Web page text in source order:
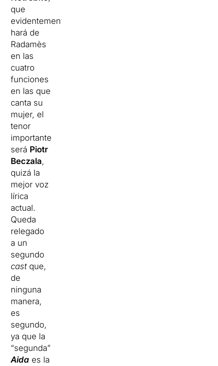
que
evidentemente
hará de
Radamès
en las
cuatro
funciones
en las que
canta su
mujer, el
tenor
importante
será Piotr
Beczala,
quizá la
mejor voz
lírica
actual.
Queda
relegado
a un
segundo
castque,
de
ninguna
manera,
es
segundo,
ya que la
“segunda”
Aida es la